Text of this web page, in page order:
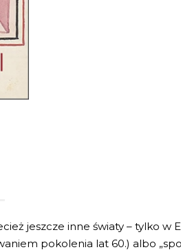
jeszcze inne światy – tylko w
pokolenia lat 60.) albo